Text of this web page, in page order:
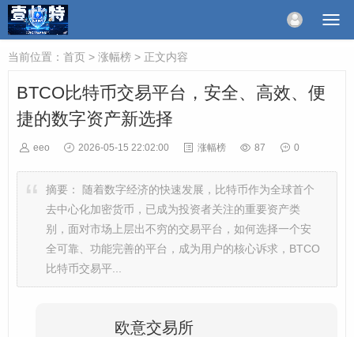
当前位置： 首页 > 涨幅榜 > 正文内容
BTCO比特币交易平台，安全、高效、便
捷的数字资产新选择
eeo 2026-05-15 22:02:00 涨幅榜 87 0
摘要：
随着数字经济的快速发展，比特币作为全球首个
去中心化加密货币，已成为投资者关注的重要资产类
别，面对市场上层出不穷的交易平台，如何选择一个安
全可靠、功能完善的平台，成为用户的核心诉求，BTCO
比特币交易平...
欧意交易所